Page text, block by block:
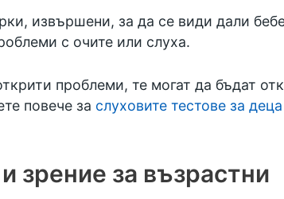
извършени, за да се види дали
с очите или слуха.
проблеми, те могат да бъдат
повече за слуховите тестове за деца
зрение за възрастни